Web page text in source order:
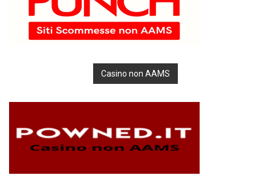
Casino non AAMS